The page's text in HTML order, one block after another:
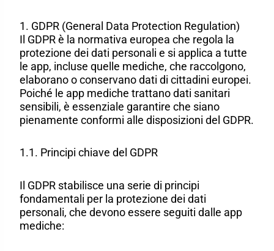
1. GDPR (General Data Protection Regulation)
Il GDPR è la normativa europea che regola la
protezione dei dati personali e si applica a tutte
le app, incluse quelle mediche, che raccolgono,
elaborano o conservano dati di cittadini europei.
Poiché le app mediche trattano dati sanitari
sensibili, è essenziale garantire che siano
pienamente conformi alle disposizioni del GDPR.
1.1. Principi chiave del GDPR
Il GDPR stabilisce una serie di principi
fondamentali per la protezione dei dati
personali, che devono essere seguiti dalle app
mediche: